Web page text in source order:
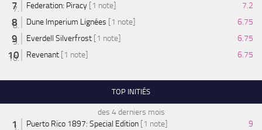
Federation: Piracy [1 note]
7.2
Dune Imperium Lignées [1 note]
6.75
Everdell Silverfrost [1 note]
6.75
Revenant [1 note] 6.75
TOP INITIÉS
des 4 derniers mois
Puerto Rico 1897: Special Edition [1 note]
9